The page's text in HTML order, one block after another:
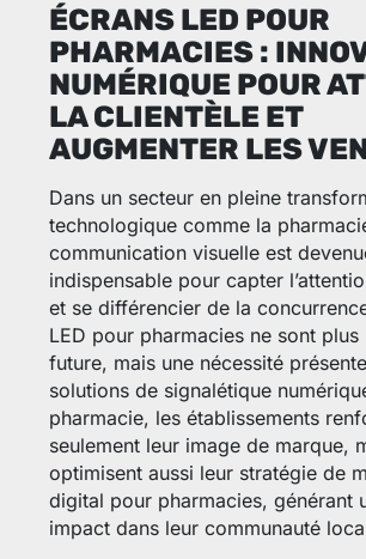
ÉCRANS LED POUR
PHARMACIES :
NUMÉRIQUE POUR
LA CLIENTÈLE ET
AUGMENTER LES
Dans un secteur en pleine
technologique comme la
communication visuelle est
indispensable pour capter
et se différencier de la
LED pour pharmacies ne sont plus
future, mais une nécessité
solutions de signalétique
pharmacie, les établissements
seulement leur image de marque,
optimisent aussi leur stratégie de
digital pour pharmacies, générant
impact dans leur communauté